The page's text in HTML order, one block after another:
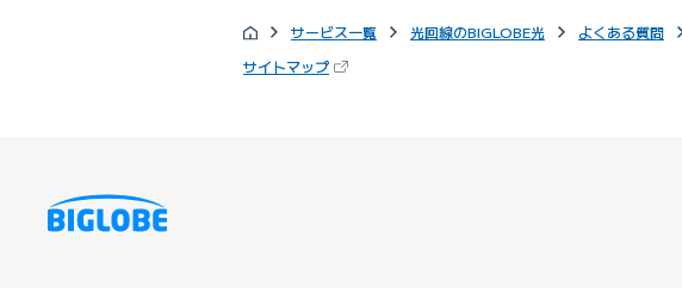
サービス一覧 光回線のBIGLOBE光 よくある質問
サイトマップ（新しいタブで開きます）